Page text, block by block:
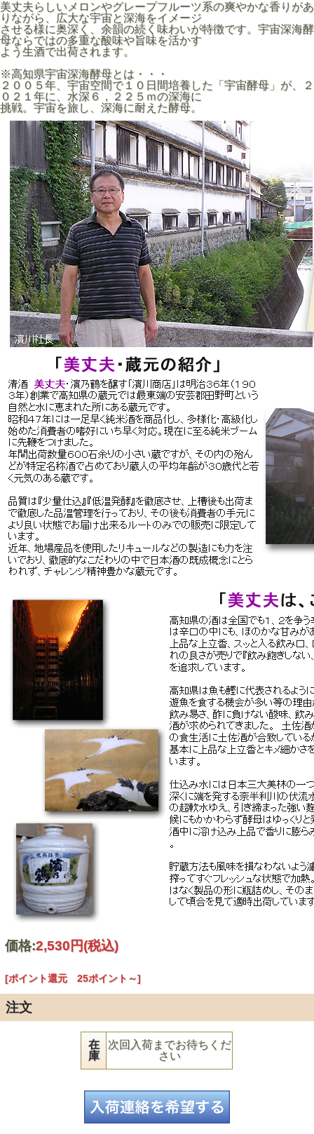
美丈夫らしいメロンやグレープフルーツ系の爽やかな香りがあ
りながら、広大な宇宙と深海をイメージ
させる様に奥深く、余韻の続く味わいが特徴です。宇宙深海酵
母ならではの多重な酸味や旨味を活かす
よう生酒で出荷されます。
※高知県宇宙深海酵母とは・・・
２００５年、宇宙空間で１０日間培養した「宇宙酵母」が、２
０２１年に、水深６，２２５ｍの深海に
挑戦。宇宙を旅し、深海に耐えた酵母。
価格:2,530円(税込)
[ポイント還元 25ポイント～]
注文
在
庫
次回入荷までお待ちくだ
さい